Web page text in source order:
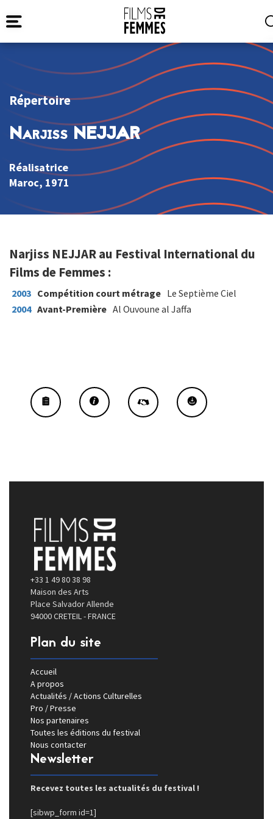
Répertoire
Narjiss NEJJAR
Réalisatrice
Maroc, 1971
Narjiss NEJJAR au Festival International du
Films de Femmes :
2003 Compétition court métrage Le Septième Ciel
2004 Avant-Première Al Ouvoune al Jaffa
+33 1 49 80 38 98
Maison des Arts
Place Salvador Allende
94000 CRETEIL - FRANCE
Plan du site
Accueil
A propos
Actualités / Actions Culturelles
Pro / Presse
Nos partenaires
Toutes les éditions du festival
Nous contacter
Newsletter
Recevez toutes les actualités du festival !
[sibwp_form id=1]